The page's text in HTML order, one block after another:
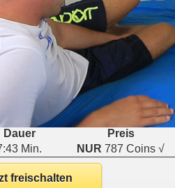
Dauer
Preis
Min. NUR 787 Coins √
freischalten